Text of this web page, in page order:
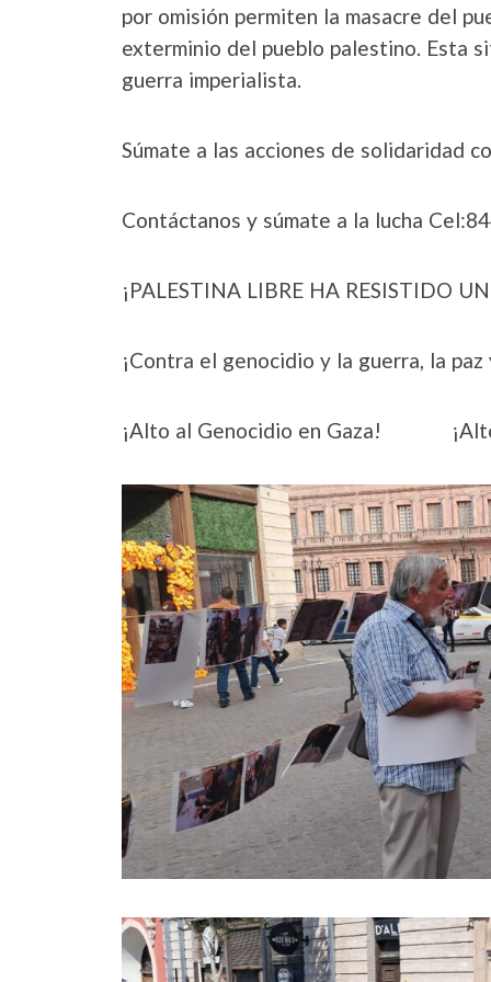
por omisión permiten la masacre del
exterminio del pueblo palestino. Esta
guerra imperialista.
Súmate a las acciones de solidaridad
Contáctanos y súmate a la lucha
¡PALESTINA LIBRE HA RESISTIDO
¡Contra el genocidio y la guerra, la
¡Alto al Genocidio en Gaza! ¡Alto